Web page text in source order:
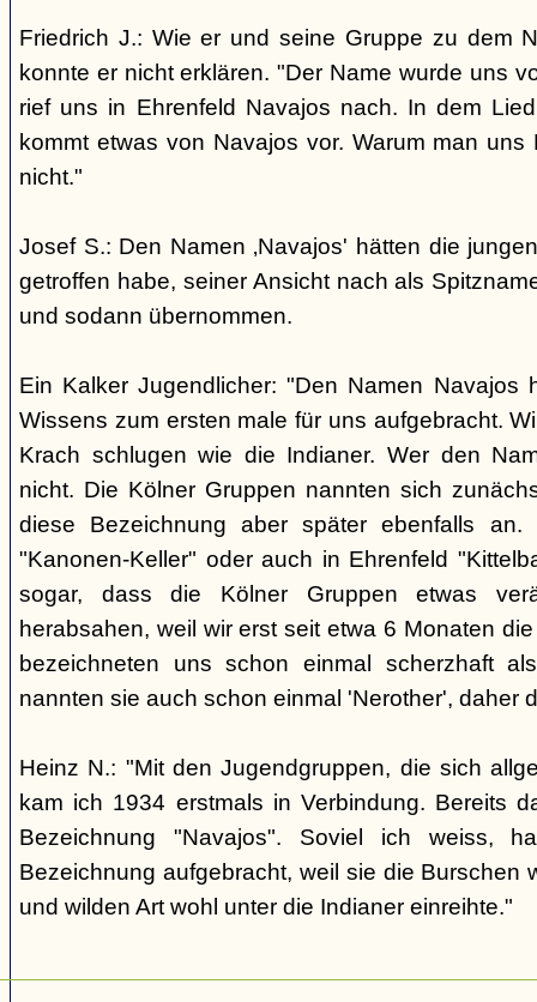
Friedrich J.: Wie er und seine Gruppe zu dem
konnte er nicht erklären. "Der Name wurde uns
rief uns in Ehrenfeld Navajos nach. In dem
kommt etwas von Navajos vor. Warum man
nicht."
Josef S.: Den Namen ‚Navajos' hätten die
getroffen habe, seiner Ansicht nach als
und sodann übernommen.
Ein Kalker Jugendlicher: "Den Namen Navajos
Wissens zum ersten male für uns aufgebracht.
Krach schlugen wie die Indianer. Wer den
nicht. Die Kölner Gruppen nannten sich
diese Bezeichnung aber später ebenfalls
"Kanonen-Keller" oder auch in Ehrenfeld
sogar, dass die Kölner Gruppen etwas
herabsahen, weil wir erst seit etwa 6 Monaten
bezeichneten uns schon einmal scherzhaft
nannten sie auch schon einmal 'Nerother', daher
Heinz N.: "Mit den Jugendgruppen, die sich
kam ich 1934 erstmals in Verbindung. Bereits
Bezeichnung "Navajos". Soviel ich weiss,
Bezeichnung aufgebracht, weil sie die Burschen
und wilden Art wohl unter die Indianer einreihte."